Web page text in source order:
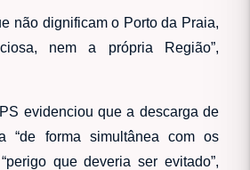
não dignificam o Porto da Praia,
nem a própria Região”,
evidenciou que a descarga de
“de forma simultânea com os
que deveria ser evitado”,